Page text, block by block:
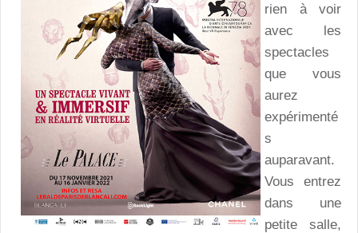
rien à voir
avec les
spectacles
que vous
aurez
expérimenté
s
auparavant.
Vous entrez
dans une
petite salle,